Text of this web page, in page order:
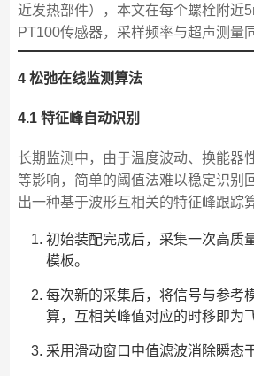
近发热部件），本文在每个螺栓附近
PT100传感器，采样频率与超声测量
4 松弛在线监测算法
4.1 特征峰自动识别
长期监测中，由于温度波动、换能器
等影响，简单的阈值法难以稳定识别
出一种基于波形互相关的特征峰跟踪
初始装配完成后，采集一次高质
模板。
每次新的采集后，将信号与参考
算，互相关峰值对应的时移即为
采用滑动窗口中值滤波消除瞬态